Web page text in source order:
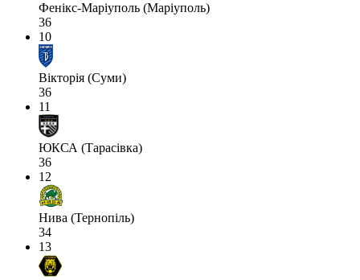
Фенікс-Маріуполь (Маріуполь)
36
10
Вікторія (Суми)
36
11
ЮКСА (Тарасівка)
36
12
Нива (Тернопіль)
34
13